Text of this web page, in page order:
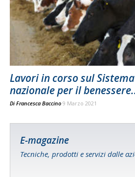
Lavori in corso sul
nazionale per il
Di Francesca Baccino 9 Marzo 2021
E-magazine
Tecniche, prodotti e servizi dalle